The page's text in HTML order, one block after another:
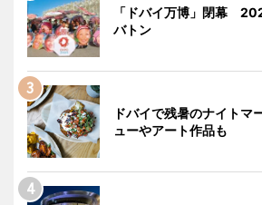
「ドバイ万博」閉幕
バトン
ドバイで残暑のナイト
ューやアート作品も